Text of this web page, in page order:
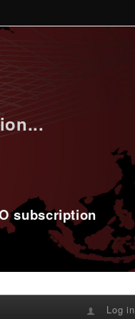
subscription
Log in